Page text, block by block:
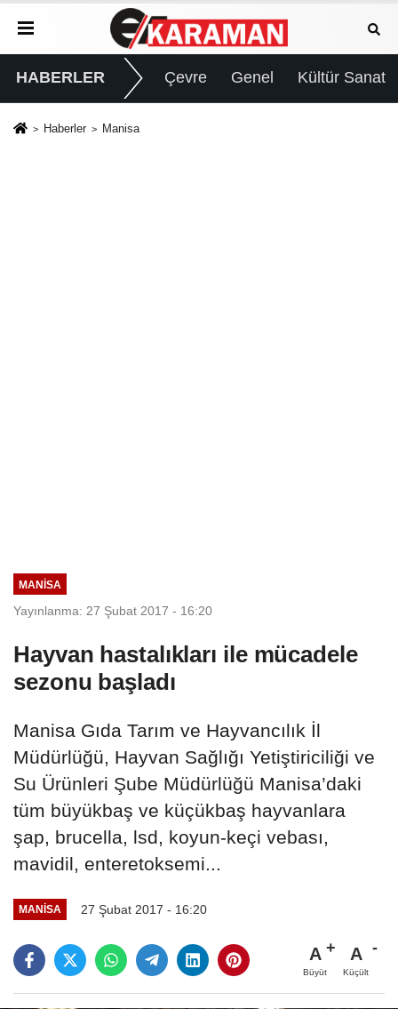
HABERLER Çevre Genel Kültür Sanat
Haberler Manisa
MANISA
Yayınlanma: 27 Şubat 2017 - 16:20
Hayvan hastalıkları ile mücadele
sezonu başladı
Manisa Gıda Tarım ve Hayvancılık İl
Müdürlüğü, Hayvan Sağlığı Yetiştiriciliği ve
Su Ürünleri Şube Müdürlüğü Manisa’daki
tüm büyükbaş ve küçükbaş hayvanlara
şap, brucella, lsd, koyun-keçi vebası,
mavidil, enteretoksemi...
MANISA 27 Şubat 2017 - 16:20
A
Büyüt
A
Küçült